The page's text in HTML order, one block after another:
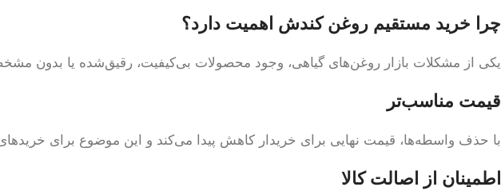
چرا خرید مستقیم روغن کندش اهمیت دارد؟
یکی از مشکلات بازار روغن‌های گیاهی، وجود محصولات بی‌کیفیت، رقیق‌شده یا بدون
قیمت مناسب‌تر
با حذف واسطه‌ها، قیمت نهایی برای خریدار کاهش پیدا می‌کند و این موضوع برای
اطمینان از اصالت کالا